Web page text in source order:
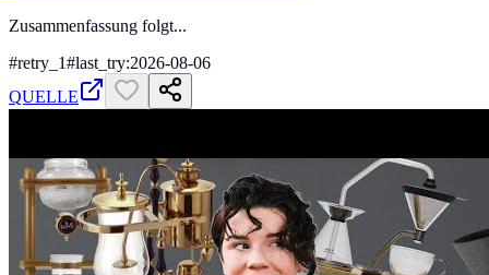
Zusammenfassung folgt...
#retry_1#last_try:2026-08-06
QUELLE